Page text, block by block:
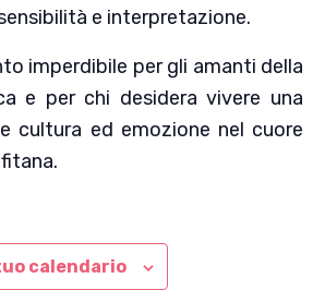
e interpretazione.
imperdibile per gli amanti della
e per chi desidera vivere una
cultura ed emozione nel cuore
calendario